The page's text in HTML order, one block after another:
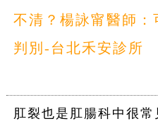
不清？楊詠甯醫師：
判別-台北禾安診所
肛裂也是肛腸科中很